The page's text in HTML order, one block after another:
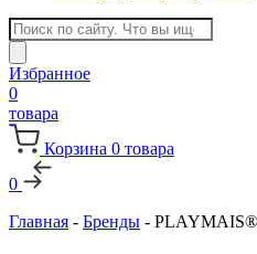
Поиск
товаров
Избранное
0
товара
Корзина 0 товара
0
Главная - Бренды -